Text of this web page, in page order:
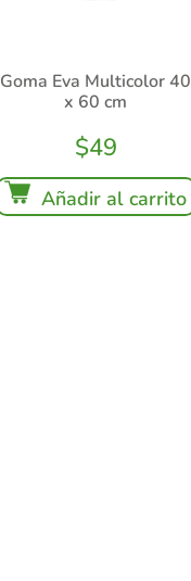
Goma Eva Multicolor 40
x 60 cm
$49
Añadir al carrito